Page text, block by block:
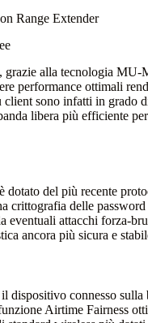
Range Extender
alla tecnologia MU-
performance ottimali
sono infatti in grado
libera più efficiente
del più recente
crittografia delle
eventuali attacchi forza-
ancora più sicura e
dispositivo connesso sulla
Airtime Fairness